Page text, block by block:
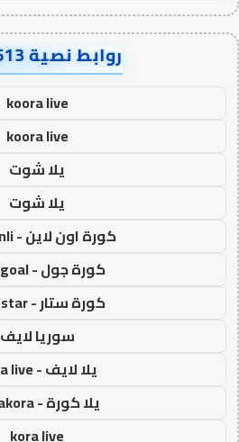
روابط نصية AA80513
koora live
koora live
يلا شوت
يلا شوت
كورة اون لاين - kora onli
كورة جول - kora goal
كورة ستار - kora star
سوريا لايف
يلا لايف - yalla live
يلا كورة - yallakora
kora live